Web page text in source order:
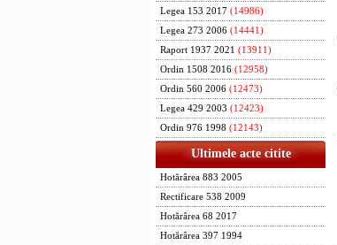
Legea 153 2017 (14986)
Legea 273 2006 (14441)
Raport 1937 2021 (13911)
Ordin 1508 2016 (12958)
Ordin 560 2006 (12473)
Legea 429 2003 (12423)
Ordin 976 1998 (12143)
Ultimele acte citite
Hotărârea 883 2005
Rectificare 538 2009
Hotărârea 68 2017
Hotărârea 397 1994